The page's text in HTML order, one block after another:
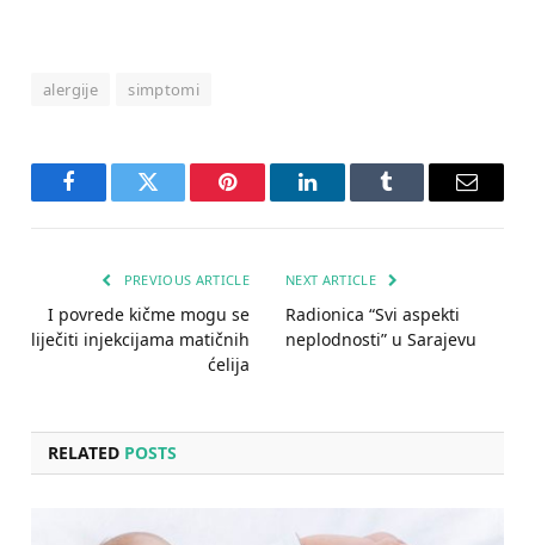
alergije simptomi
FacebookTwitter Pinterest LinkedInTumblr Email
PREVIOUS ARTICLE
I povrede kičme mogu se
liječiti injekcijama matičnih
ćelija
NEXT ARTICLE
Radionica “Svi aspekti
neplodnosti” u Sarajevu
RELATED POSTS